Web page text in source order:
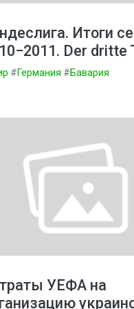
Итоги
Der dritte
#Германия #Бавария
УЕФА на